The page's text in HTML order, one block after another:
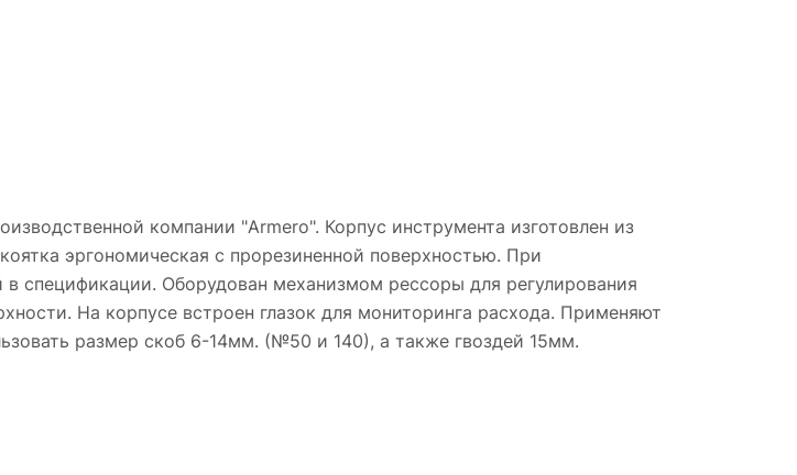
компании "Armero". Корпус инструмента изготовлен из
эргономическая с прорезиненной поверхностью. При
спецификации. Оборудован механизмом рессоры для регулирования
На корпусе встроен глазок для мониторинга расхода. Применяют
размер скоб 6-14мм. (№50 и 140), а также гвоздей 15мм.